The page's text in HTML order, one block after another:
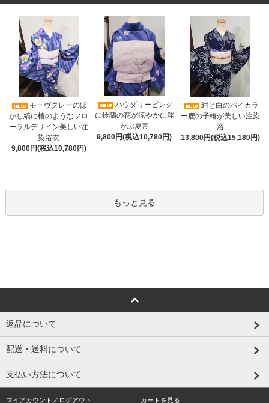
モーヴグレーのぼ
かし縞に椿のようなフロ
ーラルデザイン美しい注
染浴衣
9,800円(税込10,780円)
パウダリーピンク
に鈴蘭の花が涼やかに浮
かぶ夏帯
9,800円(税込10,780円)
紺と白のバイカラ
ー鹿の子椿が美しい注染
浴
13,800円(税込15,180円)
もっと見る
返品について
配送・送料について
支払い方法について
マイアカウント／ログアウト カートを見る